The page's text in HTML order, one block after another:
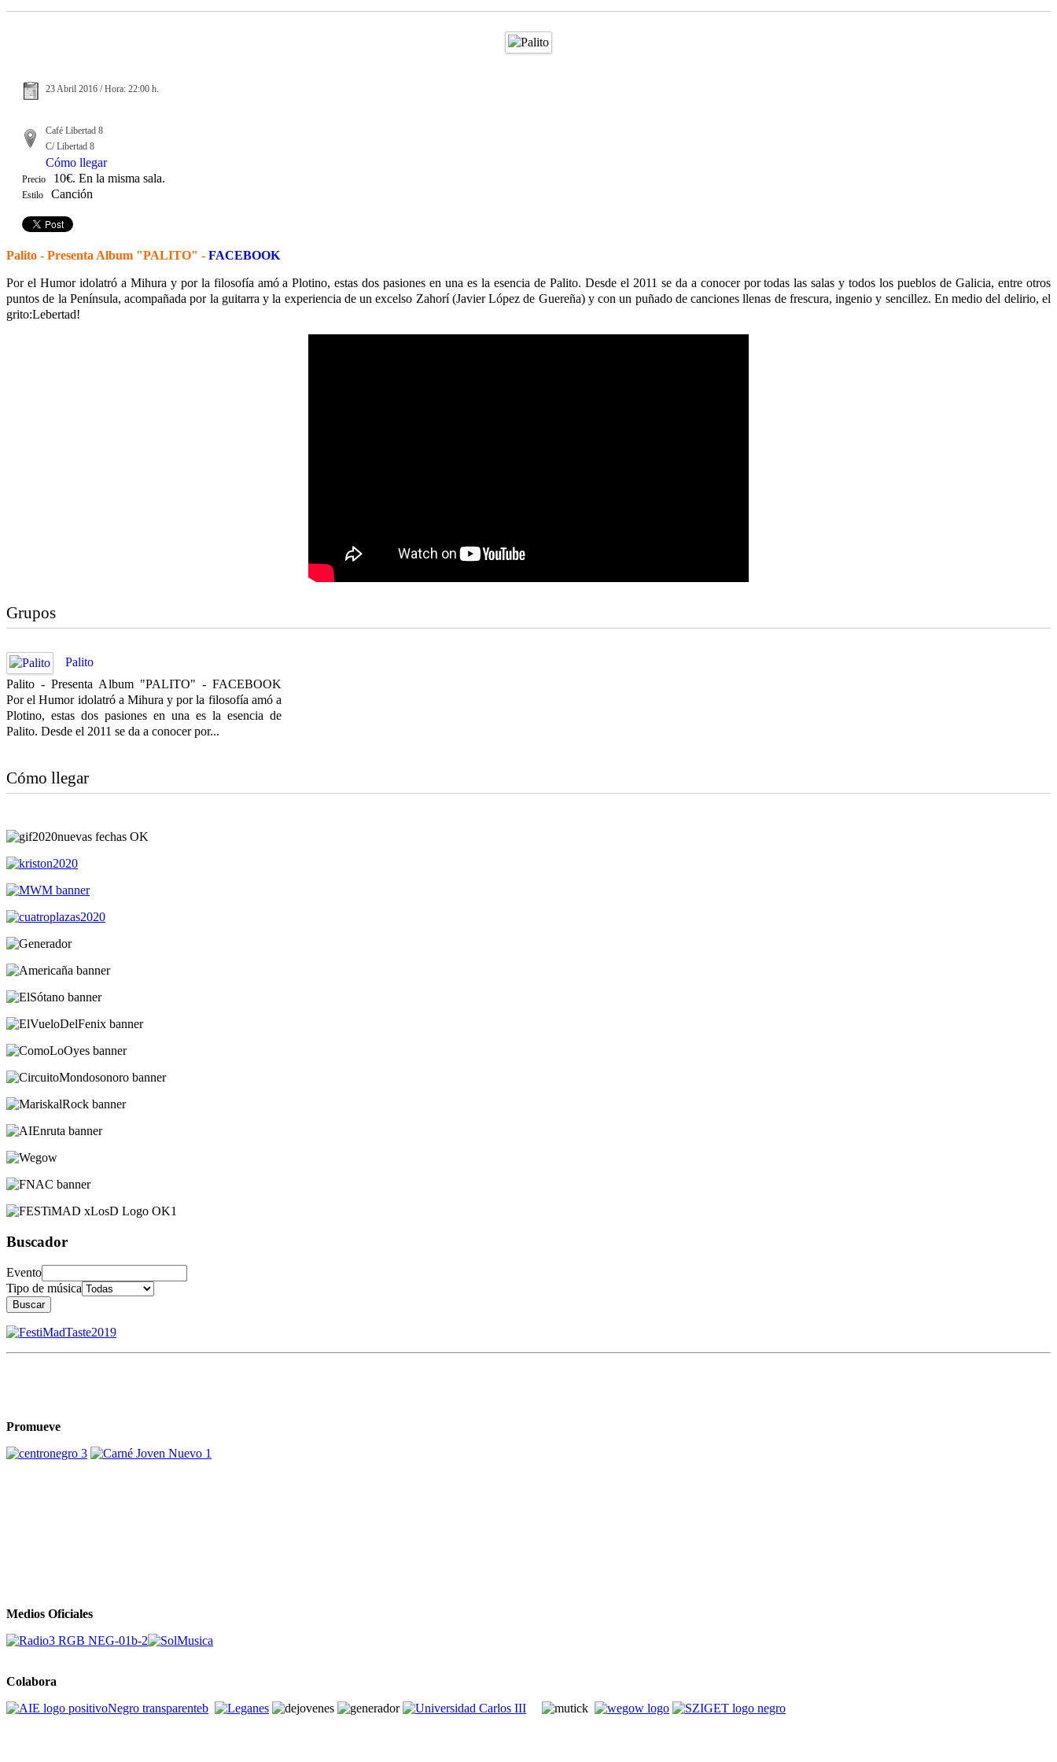
23 Abril 2016 / Hora: 22:00 h.
Café Libertad 8
C/ Libertad 8
Cómo llegar
Precio 10€. En la misma sala.
Estilo Canción
Palito - Presenta Album "PALITO" - FACEBOOK
Por el Humor idolatró a Mihura y por la filosofía amó a Plotino, estas dos pasiones en una es la esencia de Palito. Desde el 2011 se da a conocer por todas las salas y todos los pueblos de Galicia, entre otros
puntos de la Península, acompañada por la guitarra y la experiencia de un excelso Zahorí (Javier López de Guereña) y con un puñado de canciones llenas de frescura, ingenio y sencillez. En medio del delirio, el
grito:Lebertad!
Grupos
Palito
Palito - Presenta Album "PALITO" - FACEBOOK
Por el Humor idolatró a Mihura y por la filosofía amó a
Plotino, estas dos pasiones en una es la esencia de
Palito. Desde el 2011 se da a conocer por...
Cómo llegar
Buscador
Evento
Tipo de música
Buscar
Promueve
Medios Oficiales
Colabora